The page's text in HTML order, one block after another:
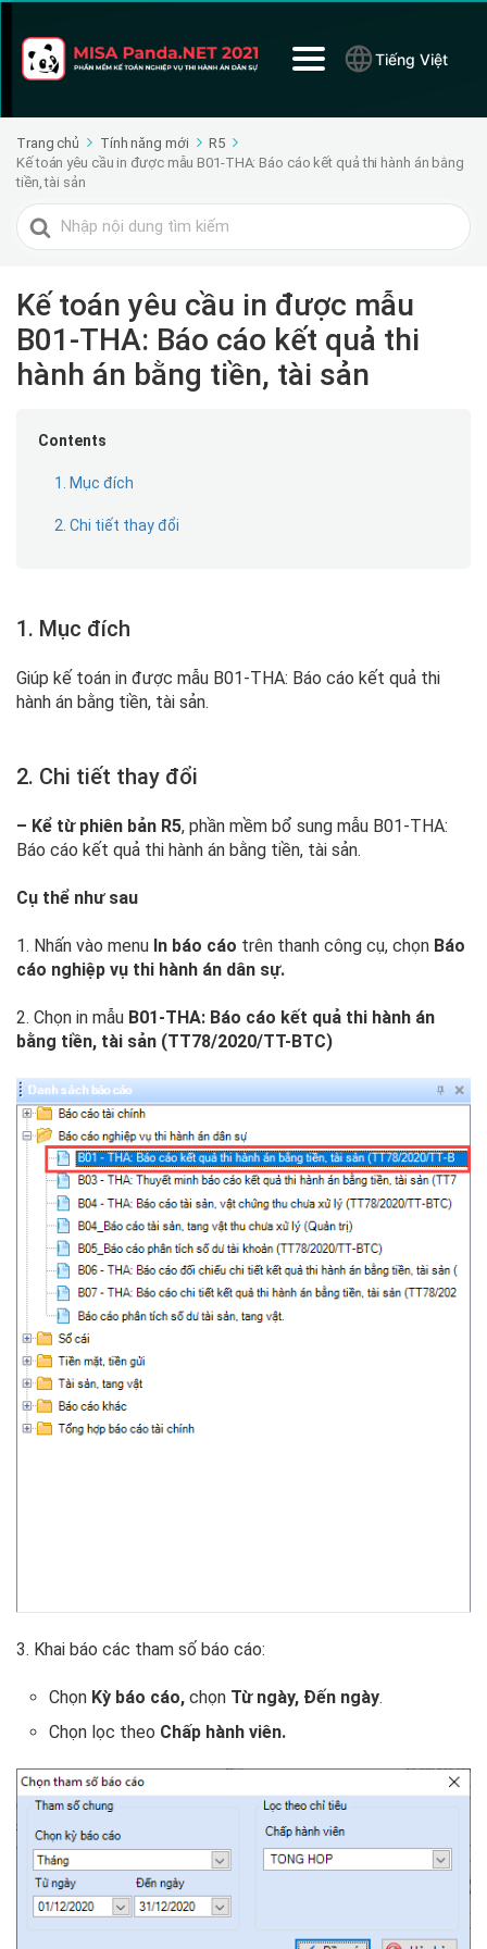
Tiếng Việt
Trang chủ Tính năng mới
R5
Kế toán yêu cầu in được mẫu B01-THA: Báo cáo kết quả thi hành án bằng
tiền, tài sản
Tìm
kiếm
Kế toán yêu cầu in được mẫu
B01-THA: Báo cáo kết quả thi
hành án bằng tiền, tài sản
Contents
1. Mục đích
2. Chi tiết thay đổi
1. Mục đích
Giúp kế toán in được mẫu B01-THA: Báo cáo kết quả thi
hành án bằng tiền, tài sản.
2. Chi tiết thay đổi
– Kể từ phiên bản R5, phần mềm bổ sung mẫu B01-THA:
Báo cáo kết quả thi hành án bằng tiền, tài sản.
Cụ thể như sau
1. Nhấn vào menu In báo cáo trên thanh công cụ, chọn Báo
cáo nghiệp vụ thi hành án dân sự.
2. Chọn in mẫu B01-THA: Báo cáo kết quả thi hành án
bằng tiền, tài sản (TT78/2020/TT-BTC)
3. Khai báo các tham số báo cáo:
Chọn Kỳ báo cáo, chọn Từ ngày, Đến ngày.
Chọn lọc theo Chấp hành viên.